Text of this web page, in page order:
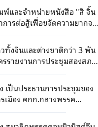
และจำหน่ายหนังสือ "สี จิ้น
การต่อสู้เพื่อขจัดความยากจน
รามความยากจน” ทั่ว
ทั้งจีนและต่างชาติกว่า 3 พัน
รายงานการประชุมสองสภา
เป็นประธานการประชุมของ
เมือง คกก.กลางพรรค
สต์จีน